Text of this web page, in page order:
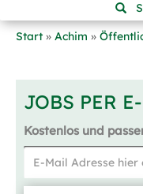
Start
Achim
JOBS PER
Kostenlos und